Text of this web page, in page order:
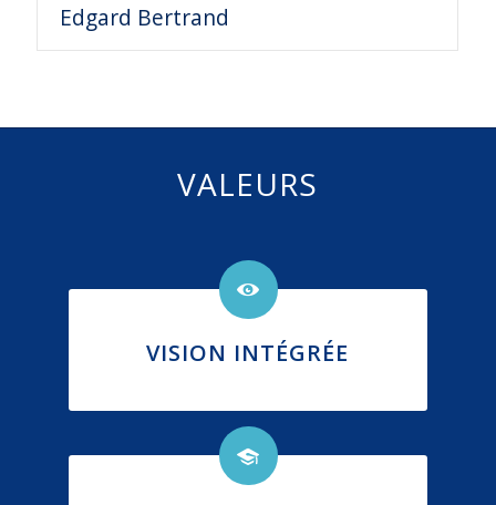
Edgard Bertrand
VALEURS
VISION INTÉGRÉE